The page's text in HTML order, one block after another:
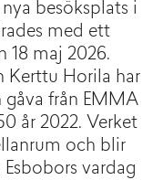
besöksplats i
med ett
18 maj 2026.
Kerttu Horila har
gåva från EMMA
år 2022. Verket
och blir
vardag